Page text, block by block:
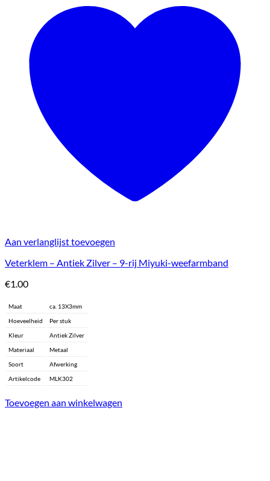
Aan verlanglijst toevoegen
Veterklem – Antiek Zilver – 9-rij Miyuki-weefarmband
€1.00
Maat
ca. 13X3mm
Hoeveelheid
Per stuk
Kleur
Antiek Zilver
Materiaal
Metaal
Soort
Afwerking
Artikelcode
MLK302
Toevoegen aan winkelwagen